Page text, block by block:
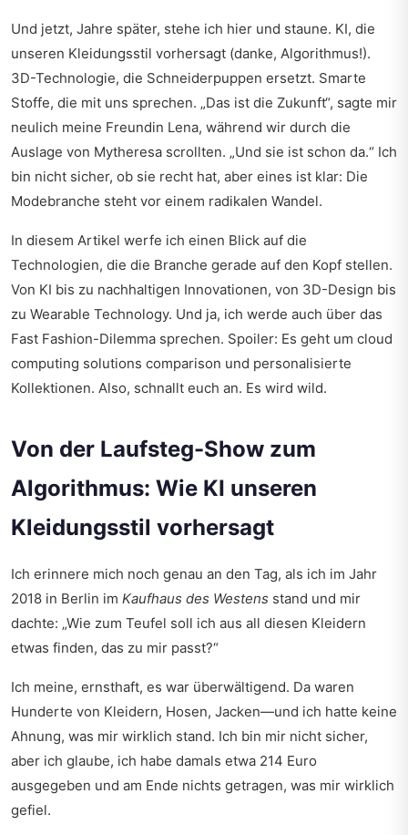
Und jetzt, Jahre später, stehe ich hier und staune. KI, die
unseren Kleidungsstil vorhersagt (danke, Algorithmus!).
3D-Technologie, die Schneiderpuppen ersetzt. Smarte
Stoffe, die mit uns sprechen. „Das ist die Zukunft“, sagte mir
neulich meine Freundin Lena, während wir durch die
Auslage von Mytheresa scrollten. „Und sie ist schon da.“ Ich
bin nicht sicher, ob sie recht hat, aber eines ist klar: Die
Modebranche steht vor einem radikalen Wandel.
In diesem Artikel werfe ich einen Blick auf die
Technologien, die die Branche gerade auf den Kopf stellen.
Von KI bis zu nachhaltigen Innovationen, von 3D-Design bis
zu Wearable Technology. Und ja, ich werde auch über das
Fast Fashion-Dilemma sprechen. Spoiler: Es geht um cloud
computing solutions comparison und personalisierte
Kollektionen. Also, schnallt euch an. Es wird wild.
Von der Laufsteg-Show zum
Algorithmus: Wie KI unseren
Kleidungsstil vorhersagt
Ich erinnere mich noch genau an den Tag, als ich im Jahr
2018 in Berlin im Kaufhaus des Westens stand und mir
dachte: „Wie zum Teufel soll ich aus all diesen Kleidern
etwas finden, das zu mir passt?“
Ich meine, ernsthaft, es war überwältigend. Da waren
Hunderte von Kleidern, Hosen, Jacken—und ich hatte keine
Ahnung, was mir wirklich stand. Ich bin mir nicht sicher,
aber ich glaube, ich habe damals etwa 214 Euro
ausgegeben und am Ende nichts getragen, was mir wirklich
gefiel.